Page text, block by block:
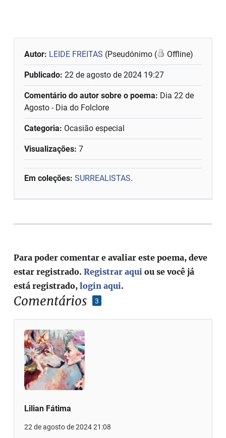
Autor: LEIDE FREITAS (Pseudónimo ( Offline)
Publicado:22 de agosto de 2024 19:27
Comentário do autor sobre o poema: Dia 22 de
Agosto - Dia do Folclore
Categoria: Ocasião especial
Visualizações: 7
Em coleções: SURREALISTAS.
Comentários 3
Lilian Fátima
22 de agosto de 2024 21:08
Para poder comentar e avaliar este poema, deve
estar registrado.Registrar aqui ou se você já
está registrado,login aqui.